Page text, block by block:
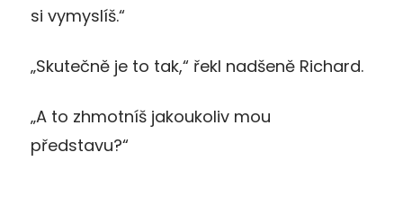
si vymyslíš.“
„Skutečně je to tak,“ řekl nadšeně Richard.
„A to zhmotníš jakoukoliv mou
představu?“